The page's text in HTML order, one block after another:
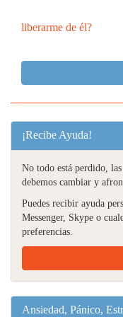
¿Como
liberarme de él?
¡Recibe Ayuda!
No todo está perdido,
debemos cambiar y
Puedes recibir ayuda
Messenger, Skype o
preferencias.
Ansiedad, Pánico,